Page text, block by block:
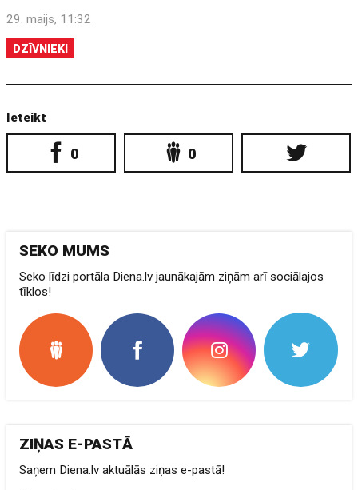
29. maijs, 11:32
DZĪVNIEKI
Ieteikt
0 0
SEKO MUMS
Seko līdzi portāla Diena.lv jaunākajām ziņām arī sociālajos
tīklos!
ZIŅAS E-PASTĀ
Saņem Diena.lv aktuālās ziņas e-pastā!